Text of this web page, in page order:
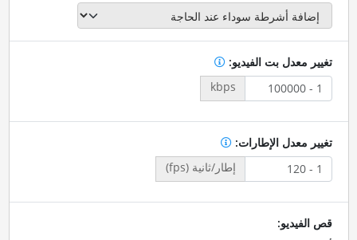
تغيير معدل بت الفيديو:
kbps
تغيير معدل الإطارات:
إطار/ثانية (fps)
قص الفيديو: